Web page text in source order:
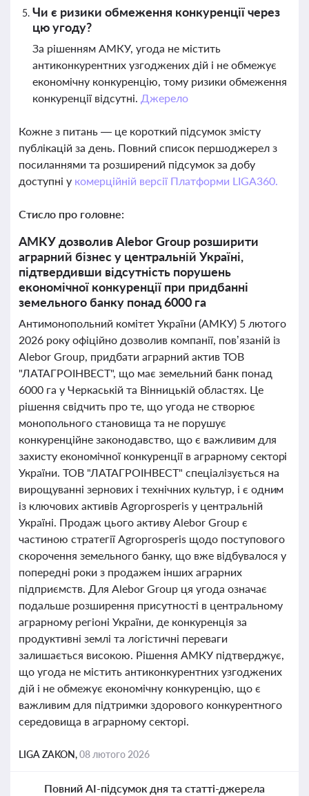
Чи є ризики обмеження конкуренції через
цю угоду?
За рішенням АМКУ, угода не містить
антиконкурентних узгоджених дій і не обмежує
економічну конкуренцію, тому ризики обмеження
конкуренції відсутні. Джерело
Кожне з питань — це короткий підсумок змісту
публікацій за день. Повний список першоджерел з
посиланнями та розширений підсумок за добу
доступні у комерційній версії Платформи LIGA360.
Стисло про головне:
АМКУ дозволив Alebor Group розширити
аграрний бізнес у центральній Україні,
підтвердивши відсутність порушень
економічної конкуренції при придбанні
земельного банку понад 6000 га
Антимонопольний комітет України (АМКУ) 5 лютого
2026 року офіційно дозволив компанії, пов’язаній із
Alebor Group, придбати аграрний актив ТОВ
"ЛАТАГРОІНВЕСТ", що має земельний банк понад
6000 га у Черкаській та Вінницькій областях. Це
рішення свідчить про те, що угода не створює
монопольного становища та не порушує
конкуренційне законодавство, що є важливим для
захисту економічної конкуренції в аграрному секторі
України. ТОВ "ЛАТАГРОІНВЕСТ" спеціалізується на
вирощуванні зернових і технічних культур, і є одним
із ключових активів Agroprosperis у центральній
Україні. Продаж цього активу Alebor Group є
частиною стратегії Agroprosperis щодо поступового
скорочення земельного банку, що вже відбувалося у
попередні роки з продажем інших аграрних
підприємств. Для Alebor Group ця угода означає
подальше розширення присутності в центральному
аграрному регіоні України, де конкуренція за
продуктивні землі та логістичні переваги
залишається високою. Рішення АМКУ підтверджує,
що угода не містить антиконкурентних узгоджених
дій і не обмежує економічну конкуренцію, що є
важливим для підтримки здорового конкурентного
середовища в аграрному секторі.
LIGA ZAKON,08 лютого 2026
Повний AI-підсумок дня та статті-джерела